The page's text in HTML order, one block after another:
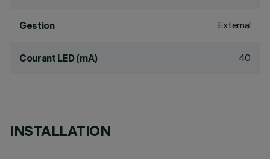
Gestion External
Courant LED (mA) 40
INSTALLATION